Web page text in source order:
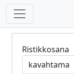
Ristikkosana